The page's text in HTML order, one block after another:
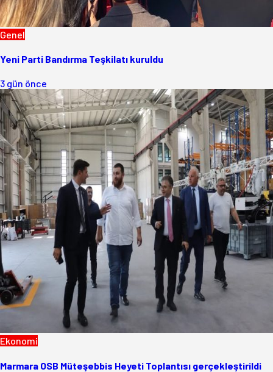
Genel
Yeni Parti Bandırma Teşkilatı kuruldu
3 gün önce
Ekonomi
Marmara OSB Müteşebbis Heyeti Toplantısı gerçekleştirildi